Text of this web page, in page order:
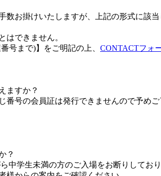
数お掛けいたしますが、上記の形式に該
はできません。
号まで)】をご明記の上、 CONTACTフォ
ますか？
番号の会員証は発行できませんので予め
？
中学生未満の方のご入場をお断りしており